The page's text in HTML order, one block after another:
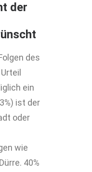
der
des
ein
ist der
oder
wie
40%